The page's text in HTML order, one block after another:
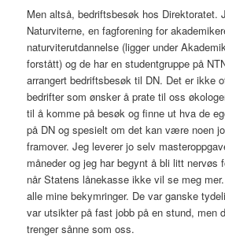
Men altså, bedriftsbesøk hos Direktoratet.
Naturviterne, en fagforening for
naturviterutdannelse (ligger under
forstått) og de har en studentgruppe på
arrangert bedriftsbesøk til DN. Det er ikke
bedrifter som ønsker å prate til oss
til å komme på besøk og finne ut hva de
på DN og spesielt om det kan være noen
framover. Jeg leverer jo selv
måneder og jeg har begynt å bli litt nervøs
når Statens lånekasse ikke vil se meg
alle mine bekymringer. De var ganske
var utsikter på fast jobb på en stund, men
trenger sånne som oss.